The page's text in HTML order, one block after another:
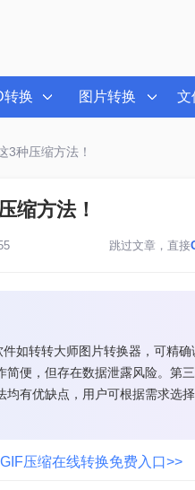
转换 图片转换 文
3种压缩方法！
缩方法！
跳过文章，直接
如转转大师图片转换器，可精
便，但存在数据泄露风险。第
有优缺点，用户可根据需求选
GIF压缩在线转换免费入口>>